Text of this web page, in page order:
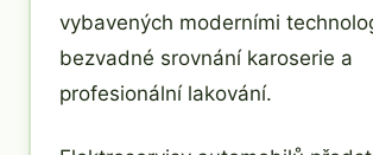
vybavených moderními
bezvadné srovnání karoserie a
profesionální lakování.